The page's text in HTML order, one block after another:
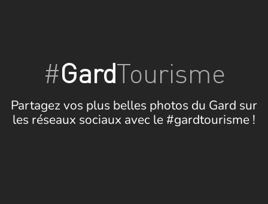
#GardTourisme
Partagez vos plus belles photos du Gard sur
les réseaux sociaux avec le #gardtourisme !